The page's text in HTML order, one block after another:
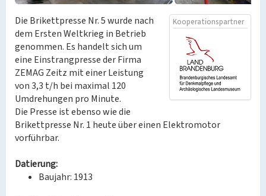
Kooperationspartner
Die Brikettpresse Nr. 5 wurde nach
dem Ersten Weltkrieg in Betrieb
genommen. Es handelt sich um
eine Einstrangpresse der Firma
ZEMAG Zeitz mit einer Leistung
von 3,3 t/h bei maximal 120
Umdrehungen pro Minute.
Die Presse ist ebenso wie die
Brikettpresse Nr. 1 heute über einen Elektromotor
vorführbar.
Datierung:
Baujahr: 1913